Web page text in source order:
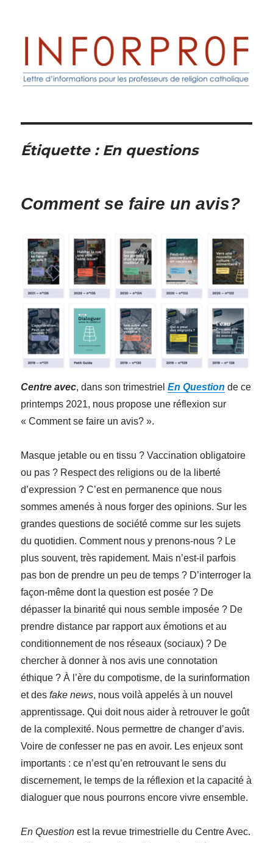
Inforprof
Étiquette : En questions
Comment se faire un avis?
Centre avec, dans son trimestrielEn Question de ce
printemps 2021, nous propose une réflexion sur
« Comment se faire un avis? ».
Masque jetable ou en tissu ? Vaccination obligatoire
ou pas ? Respect des religions ou de la liberté
d’expression ? C’est en permanence que nous
sommes amenés à nous forger des opinions. Sur les
grandes questions de société comme sur les sujets
du quotidien. Comment nous y prenons-nous ? Le
plus souvent, très rapidement. Mais n’est-il parfois
pas bon de prendre un peu de temps ? D’interroger la
façon-même dont la question est posée ? De
dépasser la binarité qui nous semble imposée ? De
prendre distance par rapport aux émotions et au
conditionnement de nos réseaux (sociaux) ? De
chercher à donner à nos avis une connotation
éthique ? À l’ère du compotisme, de la surinformation
et desfake news, nous voilà appelés à un nouvel
apprentissage. Qui doit nous aider à retrouver le goût
de la complexité. Nous permettre de changer d’avis.
Voire de confesser ne pas en avoir. Les enjeux sont
importants : ce n’est qu’en retrouvant le sens du
discernement, le temps de la réflexion et la capacité à
dialoguer que nous pourrons encore vivre ensemble.
En Question est la revue trimestrielle du Centre Avec.